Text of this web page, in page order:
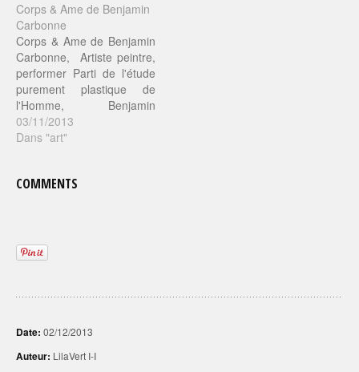
Corps & Ame de Benjamin
Carbonne
Corps & Ame de Benjamin
Carbonne, Artiste peintre,
performer Parti de l'étude
purement plastique de
l'Homme, Benjamin
Carbonne peint l'histoire de
ses personnages. Chacune
s'attache à révéler dans les
03/11/2013
Dans "art"
COMMENTS
Date: 02/12/2013
Auteur: LilaVert I-I